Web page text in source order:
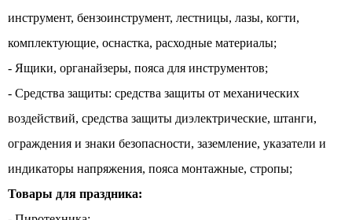
инструмент, бензоинструмент, лестницы, лазы, когти,
комплектующие, оснастка, расходные материалы;
- Ящики, органайзеры, пояса для инструментов;
- Средства защиты: средства защиты от механических
воздействий, средства защиты диэлектрические, штанги,
ограждения и знаки безопасности, заземление, указатели и
индикаторы напряжения, пояса монтажные, стропы;
Товары для праздника: